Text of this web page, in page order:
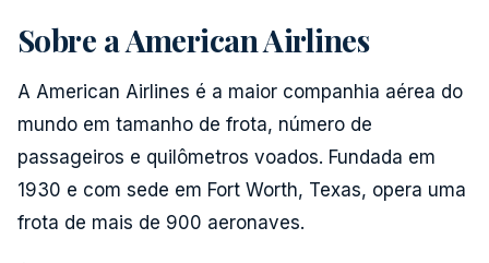
Sobre a American Airlines
A American Airlines é a maior companhia aérea do
mundo em tamanho de frota, número de
passageiros e quilômetros voados. Fundada em
1930 e com sede em Fort Worth, Texas, opera uma
frota de mais de 900 aeronaves.